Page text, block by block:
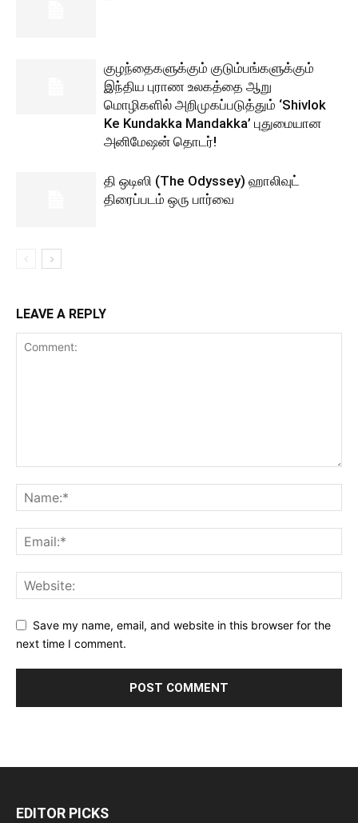
குழந்தைகளுக்கும் குடும்பங்களுக்கும்
இந்திய புராண உலகத்தை ஆறு
மொழிகளில் அறிமுகப்படுத்தும் ‘Shivlok
Ke Kundakka Mandakka’ புதுமையான
அனிமேஷன் தொடர்!
தி ஒடிஸி (The Odyssey) ஹாலிவுட்
திரைப்படம் ஒரு பார்வை
LEAVE A REPLY
Save my name, email, and website in this browser for the
next time I comment.
EDITOR PICKS